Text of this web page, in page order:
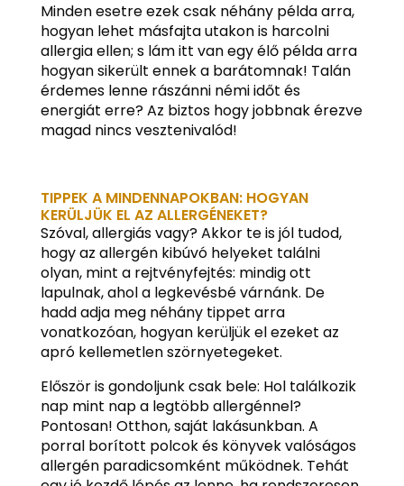
Minden esetre ezek csak néhány példa arra,
hogyan lehet másfajta utakon is harcolni
allergia ellen; s lám itt van egy élő példa arra
hogyan sikerült ennek a barátomnak! Talán
érdemes lenne rászánni némi időt és
energiát erre? Az biztos hogy jobbnak érezve
magad nincs vesztenivalód!
TIPPEK A MINDENNAPOKBAN: HOGYAN
KERÜLJÜK EL AZ ALLERGÉNEKET?
Szóval, allergiás vagy? Akkor te is jól tudod,
hogy az allergén kibúvó helyeket találni
olyan, mint a rejtvényfejtés: mindig ott
lapulnak, ahol a legkevésbé várnánk. De
hadd adja meg néhány tippet arra
vonatkozóan, hogyan kerüljük el ezeket az
apró kellemetlen szörnyetegeket.
Először is gondoljunk csak bele: Hol találkozik
nap mint nap a legtöbb allergénnel?
Pontosan! Otthon, saját lakásunkban. A
porral borított polcok és könyvek valóságos
allergén paradicsomként működnek. Tehát